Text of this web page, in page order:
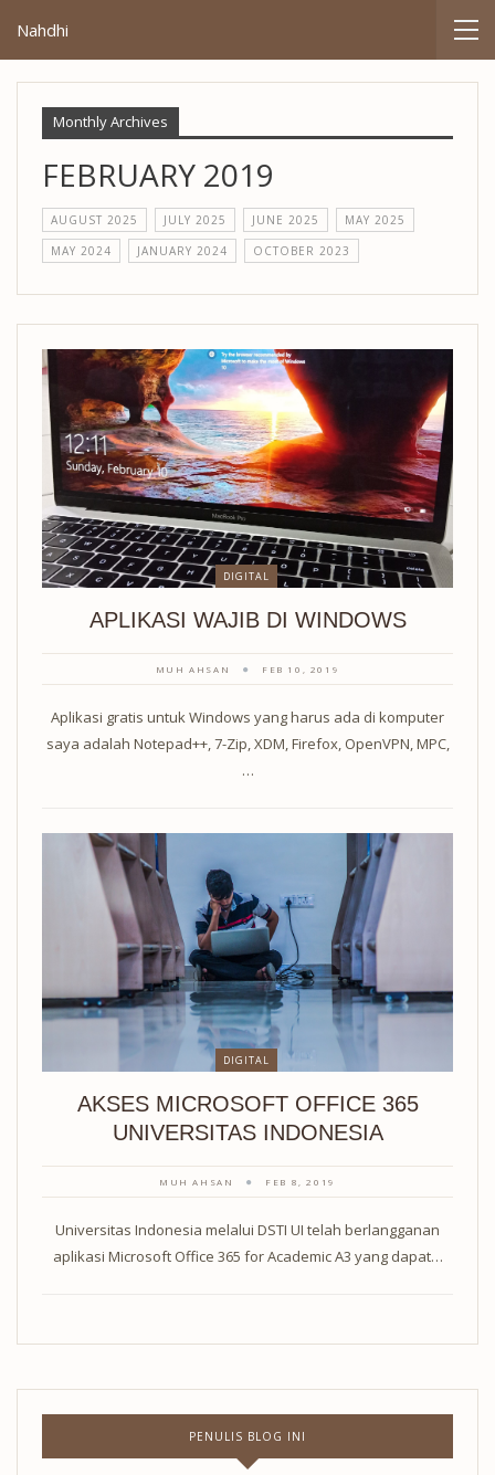
Nahdhi
Monthly Archives
FEBRUARY 2019
AUGUST 2025 JULY 2025 JUNE 2025
MAY 2025
MAY 2024
JANUARY 2024 OCTOBER 2023
DIGITAL
APLIKASI WAJIB DI WINDOWS
MUH AHSAN FEB 10, 2019
Aplikasi gratis untuk Windows yang harus ada di komputer
saya adalah Notepad++, 7-Zip, XDM, Firefox, OpenVPN, MPC,
…
DIGITAL
AKSES MICROSOFT OFFICE 365
UNIVERSITAS INDONESIA
MUH AHSAN FEB 8, 2019
Universitas Indonesia melalui DSTI UI telah berlangganan
aplikasi Microsoft Office 365 for Academic A3 yang dapat…
PENULIS BLOG INI